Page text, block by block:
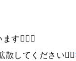
す🧚‍♀️✨
してください🙇‍♀️